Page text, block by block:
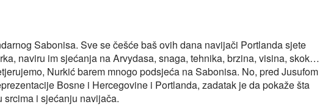
Sabonisa. Sve se češće baš ovih dana navijači Portlanda sjete
naviru im sjećanja na Arvydasa, snaga, tehnika, brzina, visina, skok…
Nurkić barem mnogo podsjeća na Sabonisa. No, pred Jusufom
Bosne i Hercegovine i Portlanda, zadatak je da pokaže šta
srcima i sjećanju navijača.